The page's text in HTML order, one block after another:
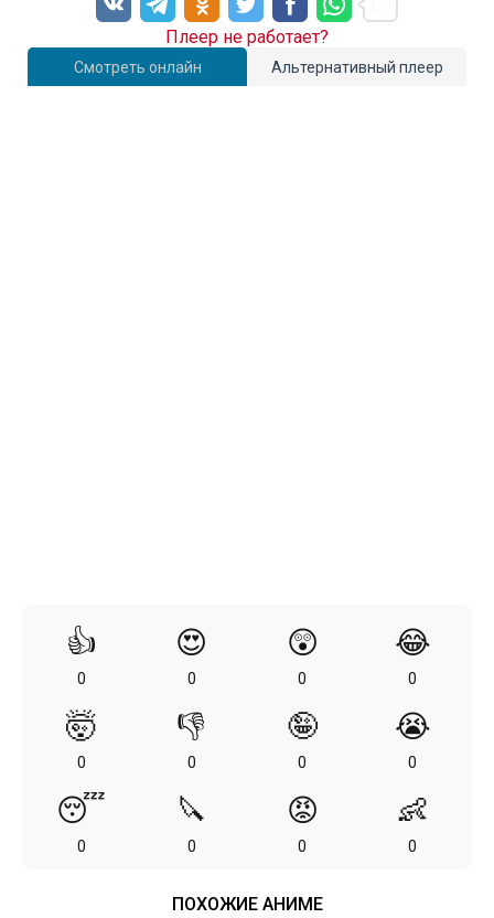
Смотреть онлайн Альтернативный плеер
Плеер не работает?
👍
0
😍
0
😲
0
😂
0
🤯
0
👎
0
🤪
0
😭
0
😴
0
🔪
0
😡
0
👶
0
ПОХОЖИЕ АНИМЕ